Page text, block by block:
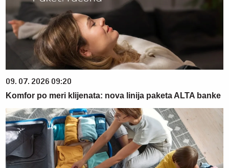
09. 07. 2026 09:20
Komfor po meri klijenata: nova linija paketa ALTA banke